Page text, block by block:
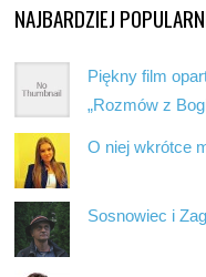
NAJBARDZIEJ
Piękny film
„Rozmów z
O niej wkrótce
Sosnowiec i